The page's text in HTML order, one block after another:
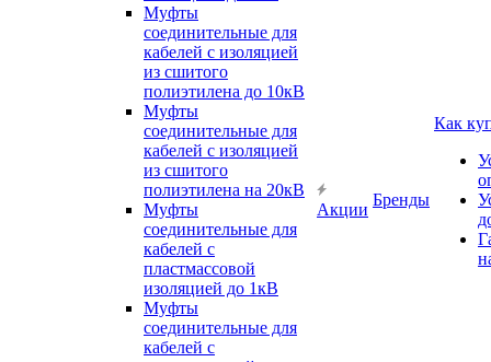
Муфты
соединительные для
кабелей с изоляцией
из сшитого
полиэтилена до 10кВ
Муфты
соединительные для
кабелей с изоляцией
из сшитого
полиэтилена на 20кВ
Муфты
соединительные для
кабелей с
пластмассовой
изоляцией до 1кВ
Муфты
соединительные для
кабелей с
Акции
Бренды
Как